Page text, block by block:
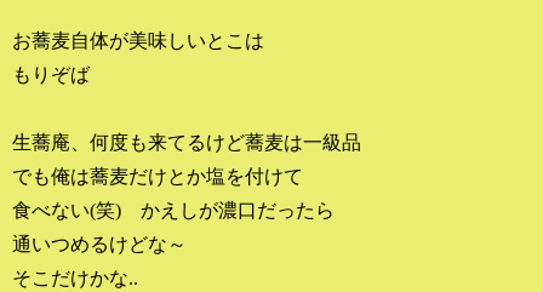
お蕎麦自体が美味しいとこは
もりぞば
生蕎庵、何度も来てるけど蕎麦は一級品
でも俺は蕎麦だけとか塩を付けて
食べない(笑) かえしが濃口だったら
通いつめるけどな～
そこだけかな..